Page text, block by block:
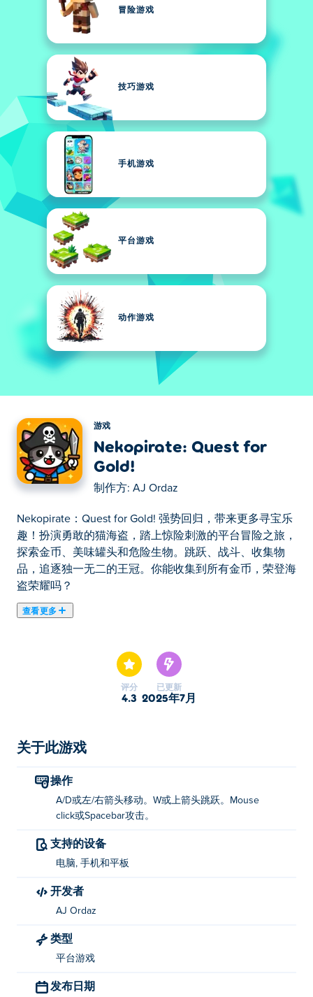
冒险游戏
技巧游戏
手机游戏
平台游戏
动作游戏
游戏
Nekopirate: Quest for
Gold!
制作方: AJ Ordaz
Nekopirate：Quest for Gold! 强势回归，带来更多寻宝乐
趣！扮演勇敢的猫海盗，踏上惊险刺激的平台冒险之旅，
探索金币、美味罐头和危险生物。跳跃、战斗、收集物
品，追逐独一无二的王冠。你能收集到所有金币，荣登海
盗荣耀吗？
查看更多
探索金币、美味罐头和危险生物。跳跃、战斗、收集物
品，追逐独一无二的王冠。你能收集到所有金币，荣登海
移动：A/D或左右箭头键
跳跃：W 或向上箭头键
攻击：左键单击或空格键
Nekopirate: Quest for Gold! 由 AJ Ordaz 创作。在 Poki
Odd Bunny: Roast it!
Petite Avril， 和
我如何免费玩 Nekopirate: Quest for Gold!？
获取。
评分
4.3
已更新
2025年7月
关于此游戏
操作
A/D或左/右箭头移动。W或上箭头跳跃。Mouse
click或Spacebar攻击。
支持的设备
电脑, 手机和平板
开发者
AJ Ordaz
类型
平台游戏
发布日期